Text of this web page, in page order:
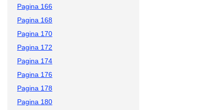
Pagina 166
Pagina 168
Pagina 170
Pagina 172
Pagina 174
Pagina 176
Pagina 178
Pagina 180